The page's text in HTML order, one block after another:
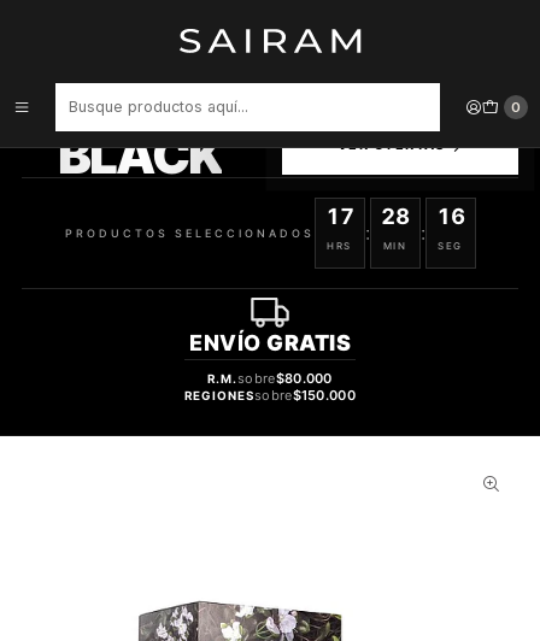
0
Perfume God Is A Woman Ariana Grande Mujer Edp 30 ml
BLACK
SELECCIONADOS
PRODUCTOS SELECCIONADOS
17
HRS
:
28
MIN
:
16
SEG
ENVÍO GRATIS
R.M.sobre$80.000
REGIONESsobre$150.000